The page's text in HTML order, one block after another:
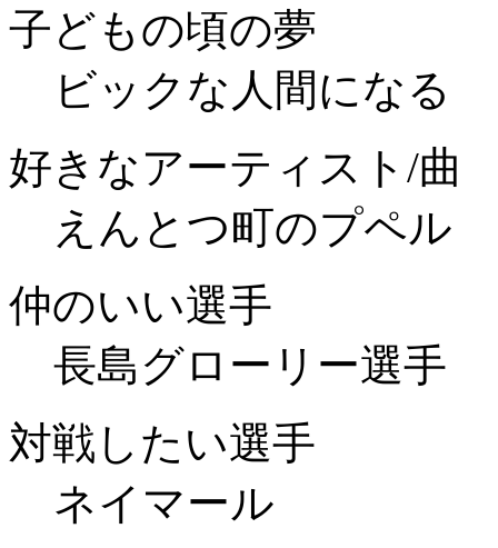
子どもの頃の夢
ビックな人間になる
好きなアーティスト/曲
えんとつ町のプペル
仲のいい選手
長島グローリー選手
対戦したい選手
ネイマール